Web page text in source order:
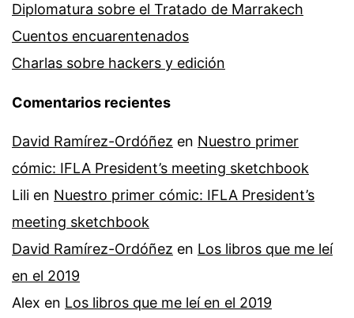
Diplomatura sobre el Tratado de Marrakech
Cuentos encuarentenados
Charlas sobre hackers y edición
Comentarios recientes
David Ramírez-Ordóñez en Nuestro primer
cómic: IFLA President’s meeting sketchbook
Lili en Nuestro primer cómic: IFLA President’s
meeting sketchbook
David Ramírez-Ordóñez en Los libros que me leí
en el 2019
Alex en Los libros que me leí en el 2019